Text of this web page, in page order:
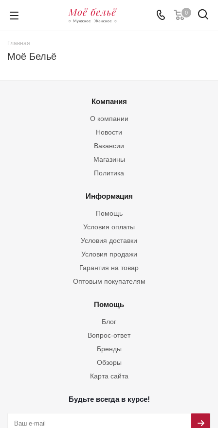
0
Главная
Моё Бельё
Компания
О компании
Новости
Вакансии
Магазины
Политика
Информация
Помощь
Условия оплаты
Условия доставки
Условия продажи
Гарантия на товар
Оптовым покупателям
Помощь
Блог
Вопрос-ответ
Бренды
Обзоры
Карта сайта
Будьте всегда в курсе!